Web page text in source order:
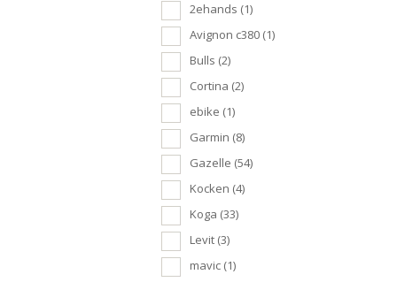
2ehands (1)
Avignon c380 (1)
Bulls (2)
Cortina (2)
ebike (1)
Garmin (8)
Gazelle (54)
Kocken (4)
Koga (33)
Levit (3)
mavic (1)